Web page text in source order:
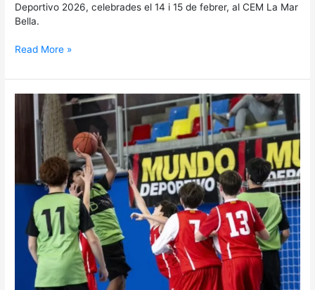
Deportivo 2026, celebrades el 14 i 15 de febrer, al CEM La Mar
Bella.
Read More »
Copa
CEEB
2025
cierra
edición
alto
nivel